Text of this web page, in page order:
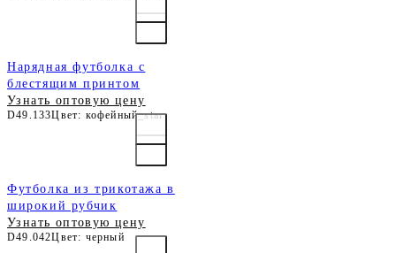
Нарядная футболка с
блестящим принтом
Узнать оптовую цену
D49.133Цвет: кофейный_star
Футболка из трикотажа в
широкий рубчик
Узнать оптовую цену
D49.042Цвет: черный